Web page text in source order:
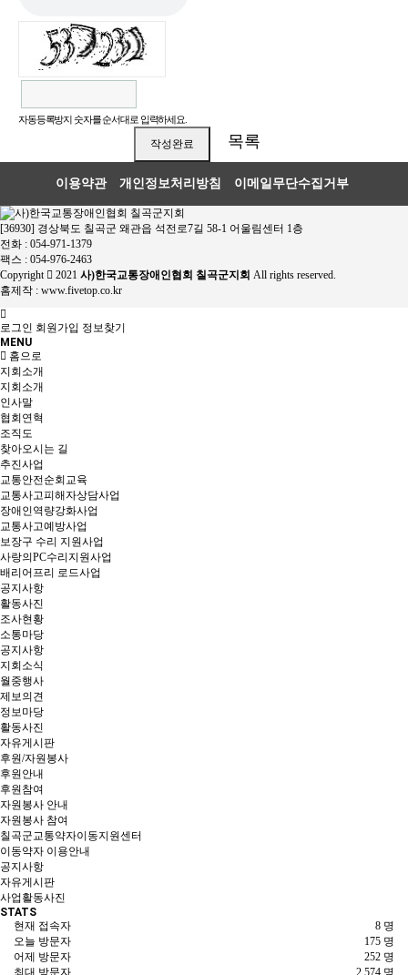
자동등록방지 숫자를 순서대로 입력하세요.
목록
이용약관 개인정보처리방침 이메일무단수집거부
[36930] 경상북도 칠곡군 왜관읍 석전로7길 58-1 어울림센터 1층
전화 : 054-971-1379
팩스 : 054-976-2463
Copyright
2021 사)한국교통장애인협회 칠곡군지회 All rights reserved.
홈제작 : www.fivetop.co.kr
로그인 회원가입 정보찾기
MENU
홈으로
지회소개
지회소개
인사말
협회연혁
조직도
찾아오시는 길
추진사업
교통안전순회교육
교통사고피해자상담사업
장애인역량강화사업
교통사고예방사업
보장구 수리 지원사업
사랑의PC수리지원사업
배리어프리 로드사업
공지사항
활동사진
조사현황
소통마당
공지사항
지회소식
월중행사
제보의견
정보마당
활동사진
자유게시판
후원/자원봉사
후원안내
후원참여
자원봉사 안내
자원봉사 참여
칠곡군교통약자이동지원센터
이동약자 이용안내
공지사항
자유게시판
사업활동사진
STATS
8 명
현재 접속자
175 명
오늘 방문자
252 명
어제 방문자
2,574 명
최대 방문자